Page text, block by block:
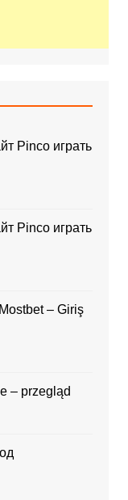
Pinco играть
Pinco играть
– Giriş
– przegląd